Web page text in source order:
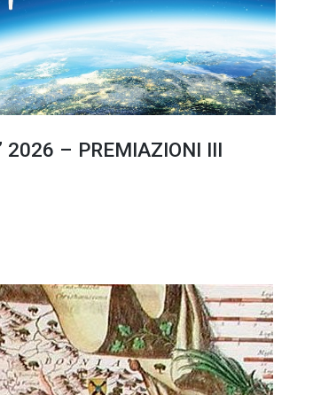
2026 – PREMIAZIONI III